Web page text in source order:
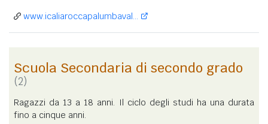
www.icaliaroccapalumbaval...
Scuola Secondaria di secondo grado
(2)
Ragazzi da 13 a 18 anni. Il ciclo degli studi ha una durata
fino a cinque anni.